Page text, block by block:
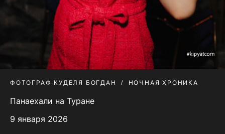
ФОТОГРАФ КУДЕЛЯ БОГДАН НОЧНАЯ ХРОНИКА
Панаехали на Туране
9 января 2026